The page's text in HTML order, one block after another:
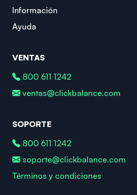
Información
Ayuda
VENTAS
800 611 1242
ventas@clickbalance.com
SOPORTE
800 611 1242
soporte@clickbalance.com
Términos y condiciones